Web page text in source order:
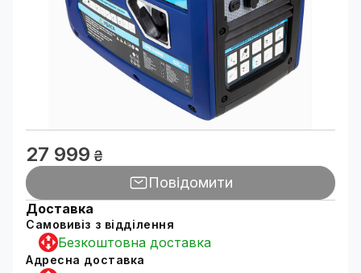
27 999 ₴
Повідомити
Доставка
Самовивіз з відділення
Безкоштовна доставка
Адресна доставка